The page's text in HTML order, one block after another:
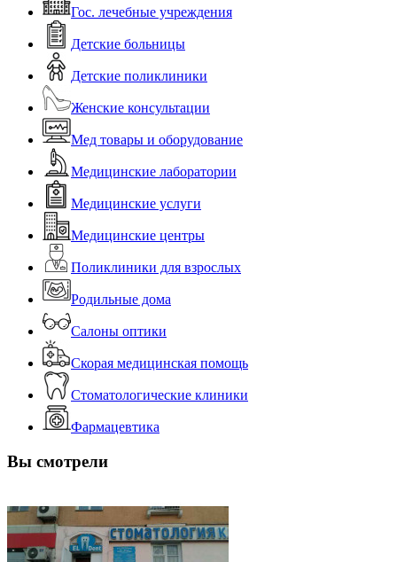
Гос. лечебные учреждения
Детские больницы
Детские поликлиники
Женские консультации
Мед товары и оборудование
Медицинские лаборатории
Медицинские услуги
Медицинские центры
Поликлиники для взрослых
Родильные дома
Салоны оптики
Скорая медицинская помощь
Стоматологические клиники
Фармацевтика
Вы смотрели